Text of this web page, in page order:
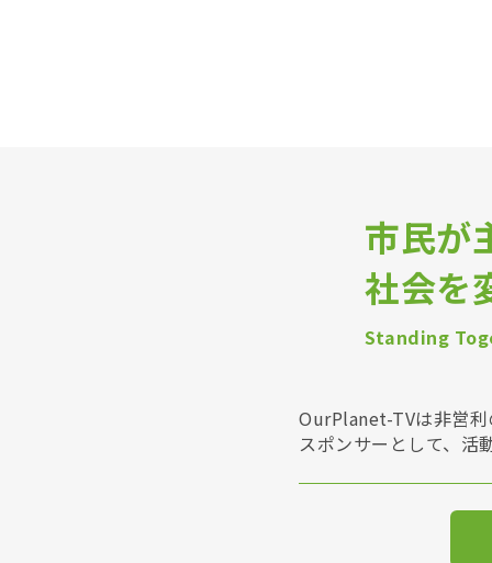
市民が
社会を
Standing
OurPlanet-TVは非営利
スポンサーとして、活